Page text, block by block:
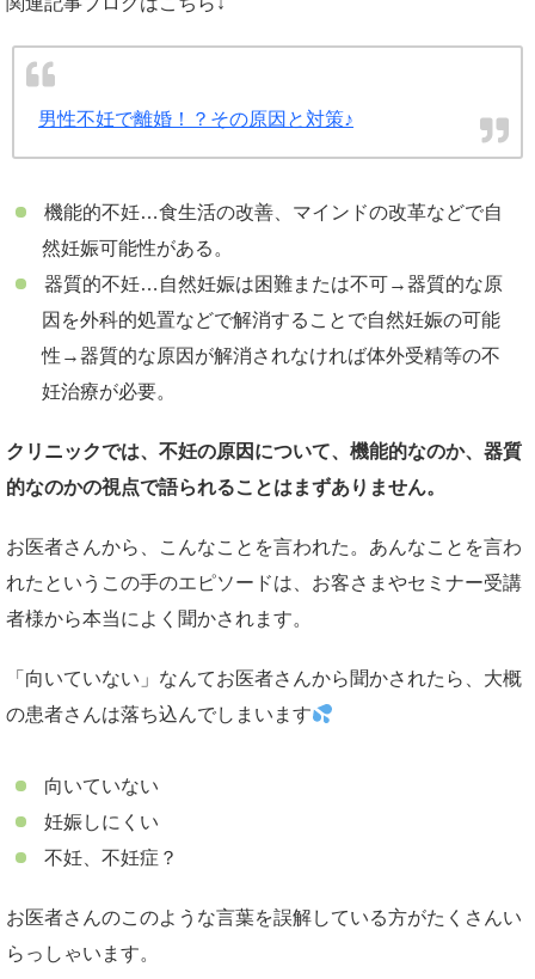
男性不妊で離婚！？その原因と対策♪
機能的不妊…食生活の改善、マインドの改革などで自
然妊娠可能性がある。
器質的不妊…自然妊娠は困難または不可→器質的な原
因を外科的処置などで解消することで自然妊娠の可能
性→器質的な原因が解消されなければ体外受精等の不
妊治療が必要。
クリニックでは、不妊の原因について、機能的なのか、器質
的なのかの視点で語られることはまずありません。
お医者さんから、こんなことを言われた。あんなことを言わ
れたというこの手のエピソードは、お客さまやセミナー受講
者様から本当によく聞かされます。
「向いていない」なんてお医者さんから聞かされたら、大概
の患者さんは落ち込んでしまいます
向いていない
妊娠しにくい
不妊、不妊症？
お医者さんのこのような言葉を誤解している方がたくさんい
らっしゃいます。